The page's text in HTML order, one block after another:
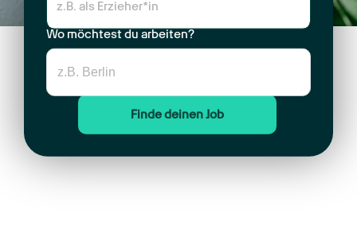
Wo möchtest du arbeiten?
Finde deinen Job